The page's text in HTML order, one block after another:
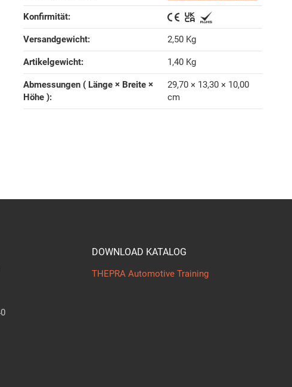
Konfirmität‍:
Versandgewicht‍: 2,50 Kg
Artikelgewicht‍: 1,40 Kg
Abmessungen ( Länge × Breite ×
Höhe )‍:
29,70 × 13,30 × 10,00
cm
DOWNLOAD KATALOG
THEPRA Automotive Training